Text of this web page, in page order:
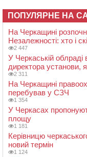
ПОПУЛЯРНЕ НА
На Черкащині
Незалежності: хто і
2 447
У Черкаській
директора установи,
2 311
На Черкащині
перебував у СЗЧ
1 354
У Черкасах
площу
1 181
Керівницю
новий термін
1 124